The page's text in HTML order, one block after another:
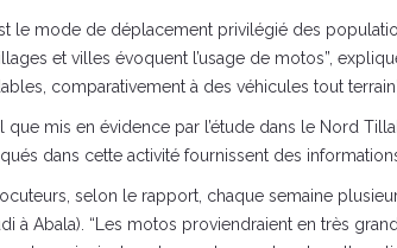
le mode de déplacement privilégié des
et villes évoquent l’usage de motos”,
comparativement à des véhicules tout
que mis en évidence par l’étude dans le Nord
dans cette activité fournissent des
selon le rapport, chaque semaine
à Abala). “Les motos proviendraient en très